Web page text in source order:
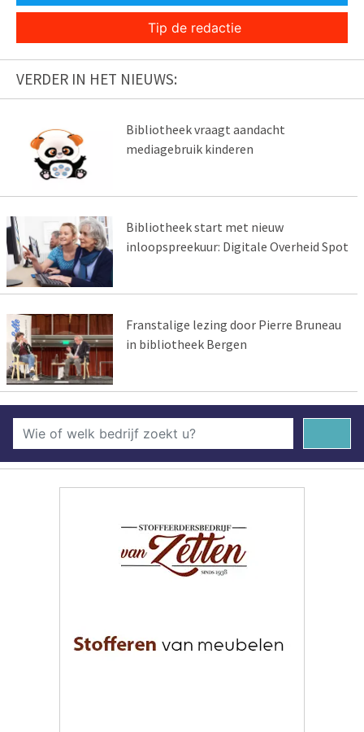
Tip de redactie
VERDER IN HET NIEUWS:
Bibliotheek vraagt aandacht
mediagebruik kinderen
Bibliotheek start met nieuw
inloopspreekuur: Digitale Overheid Spot
Franstalige lezing door Pierre Bruneau
in bibliotheek Bergen